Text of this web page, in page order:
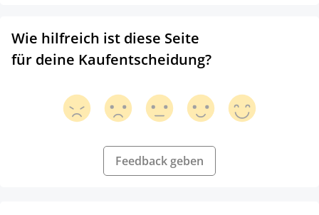
Wie hilfreich ist diese Seite
für deine Kaufentscheidung?
Feedback geben